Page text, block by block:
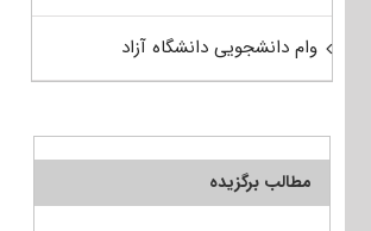
وام دانشجویی دانشگاه آزاد
مطالب برگزیده